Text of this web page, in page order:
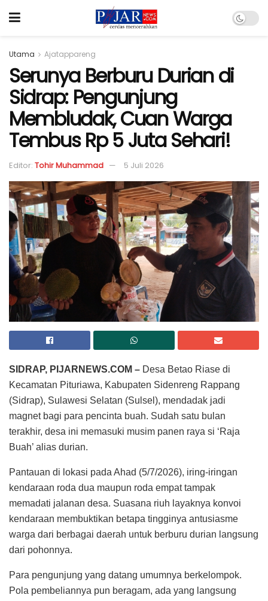
Utama Ajatappareng
Serunya Berburu Durian di
Sidrap: Pengunjung
Membludak, Cuan Warga
Tembus Rp 5 Juta Sehari!
Editor: Tohir Muhammad 5 Juli 2026
SIDRAP, PIJARNEWS.COM – Desa Betao Riase di
Kecamatan Pituriawa, Kabupaten Sidenreng Rappang
(Sidrap), Sulawesi Selatan (Sulsel), mendadak jadi
magnet bagi para pencinta buah. Sudah satu bulan
terakhir, desa ini memasuki musim panen raya si ‘Raja
Buah’ alias durian.
Pantauan di lokasi pada Ahad (5/7/2026), iring-iringan
kendaraan roda dua maupun roda empat tampak
memadati jalanan desa. Suasana riuh layaknya konvoi
kendaraan membuktikan betapa tingginya antusiasme
warga dari berbagai daerah untuk berburu durian langsung
dari pohonnya.
Para pengunjung yang datang umumnya berkelompok.
Pola pembeliannya pun beragam, ada yang langsung